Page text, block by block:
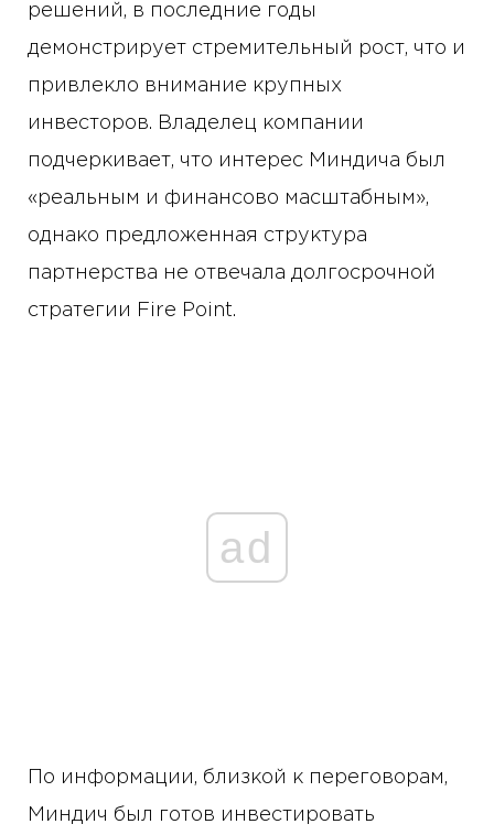
решений, в последние годы
демонстрирует стремительный рост, что и
привлекло внимание крупных
инвесторов. Владелец компании
подчеркивает, что интерес Миндича был
«реальным и финансово масштабным»,
однако предложенная структура
партнерства не отвечала долгосрочной
стратегии Fire Point.
ad
По информации, близкой к переговорам,
Миндич был готов инвестировать